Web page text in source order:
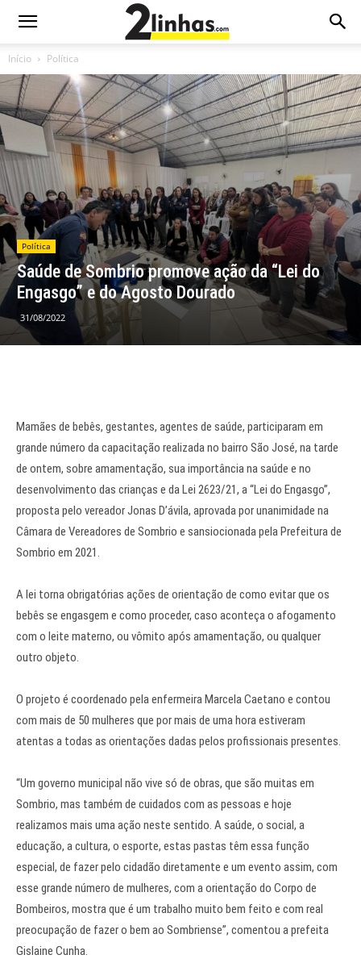
Início Política
Política
Saúde de Sombrio promove ação da “Lei do
Engasgo” e do Agosto Dourado
31/08/2022
Mamães de bebês, gestantes, agentes de saúde, participaram em
grande número da capacitação realizada no bairro São José, na tarde
de ontem, sobre amamentação, sua importância na saúde e no
desenvolvimento das crianças e da Lei 2623/21, a “Lei do Engasgo”,
proposta pelo vereador Jonas D’ávila, aprovada por unanimidade na
Câmara de Vereadores de Sombrio e sansiocionada pela Prefeitura de
Sombrio em 2021.
A lei torna obrigatórias ações de orientação de como evitar que os
bebês se engasgem e como proceder, caso aconteça o afogamento
com o leite materno, ou vômito após amamentação, ou qualquer
outro objeto.
O projeto é coordenado pela enfermeira Marcela Caetano e contou
com mais de 50 mulheres que por mais de uma hora estiveram
atentas a todas as orientações dadas pelos profissionais presentes.
“Um governo municipal não vive só de obras, que são muitas em
Sombrio, mas também de cuidados com as pessoas e hoje
realizamos mais uma ação neste sentido. A saúde, o social, a
educação, a cultura, o esporte, estas pastas têm essa função
especial, de fazer pelo cidadão diretamente e um evento assim, com
esse grande número de mulheres, com a orientação do Corpo de
Bombeiros, mostra que é um trabalho muito bem feito e com real
preocupação de fazer o bem ao Sombriense”, comentou a prefeita
Gislaine Cunha.